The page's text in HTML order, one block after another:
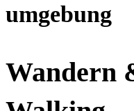
umgebung
Wandern